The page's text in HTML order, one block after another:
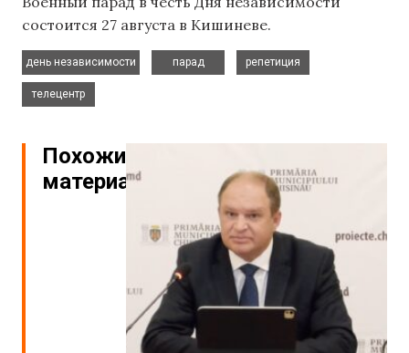
состоится 27 августа в Кишиневе.
день независимости
парад
репетиция
телецентр
Похожие
материалы